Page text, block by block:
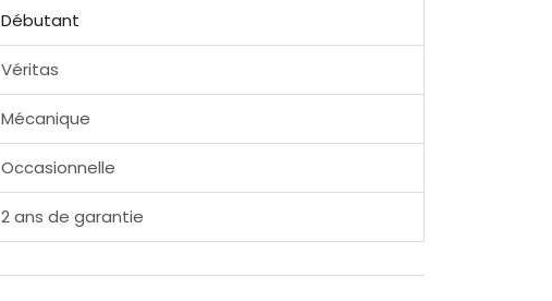
Débutant
Véritas
Mécanique
Occasionnelle
2 ans de garantie